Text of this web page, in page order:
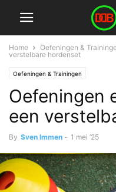
Home Oefeningen &
verstelbare hordenset
Oefeningen & Trainingen
Oefeningen
een
By Sven Immen - 1 mei ’25